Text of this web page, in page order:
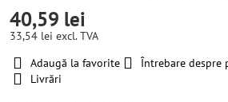
40,59 lei
33,54 lei excl. TVA
Adaugă la favorite
Întrebare despre
Livrări